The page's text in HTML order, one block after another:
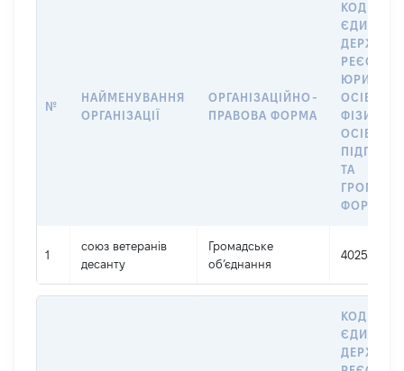
№
НАЙМЕНУВАННЯ
ОРГАНІЗАЦІЇ
ОРГАНІЗАЦІЙНО-
ПРАВОВА ФОРМА
КОД В
РЕЄСТРІ
ОСІБ,
ОСІБ –
ТА
1
союз ветеранів
десанту
Громадське
об’єднання
40255855
КОД В